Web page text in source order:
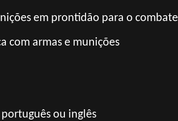
em prontidão para o combate
com armas e munições
ou inglês